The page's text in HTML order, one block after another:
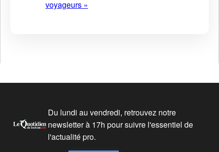
voyageurs »
Du lundi au vendredi, retrouvez notre
newsletter à 17h pour suivre l'essentiel de
l'actualité pro.